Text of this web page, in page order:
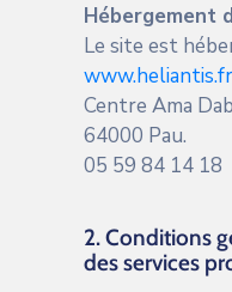
Hébergement
Le site est
www.heliantis.fr
Centre Ama
64000 Pau.
05 59 84 14 18
2. Conditions
des services